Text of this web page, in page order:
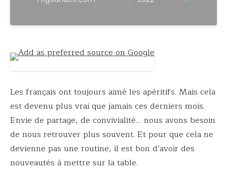
Les français ont toujours aimé les apéritifs. Mais cela
est devenu plus vrai que jamais ces derniers mois.
Envie de partage, de convivialité… nous avons besoin
de nous retrouver plus souvent. Et pour que cela ne
devienne pas une routine, il est bon d’avoir des
nouveautés à mettre sur la table.